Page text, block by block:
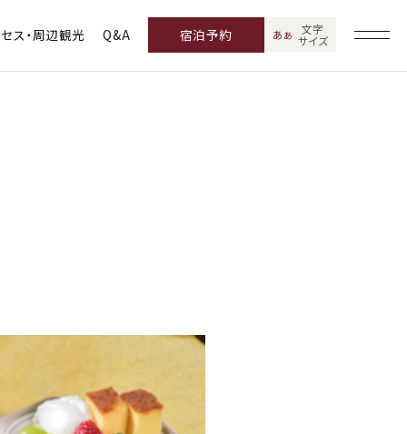
ス・周辺観光 Q&A 宿泊予約 あ あ 文字
サイズ